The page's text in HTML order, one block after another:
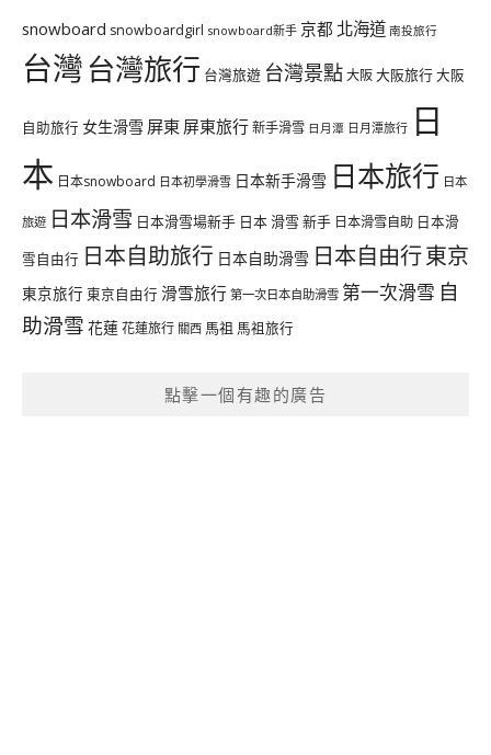
snowboard snowboardgirl snowboard新手 京都 北海道 南投旅行
台灣台灣旅行 台灣旅遊 台灣景點大阪大阪旅行大阪
自助旅行 女生滑雪 屏東 屏東旅行新手滑雪 日月潭 日月潭旅行 日
本 日本snowboard 日本初學滑雪 日本新手滑雪 日本旅行 日本
旅遊 日本滑雪 日本滑雪場新手 日本 滑雪 新手 日本滑雪自助 日本滑
雪自由行 日本自助旅行 日本自助滑雪 日本自由行東京
東京旅行 東京自由行 滑雪旅行 第一次日本自助滑雪 第一次滑雪 自
助滑雪 花蓮花蓮旅行 關西 馬祖 馬祖旅行
點擊一個有趣的廣告